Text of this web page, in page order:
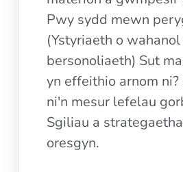
Pwy sydd mewn
(Ystyriaeth o
bersonoliaeth) Sut
yn effeithio arnom ni?
ni'n mesur lefelau
Sgiliau a
oresgyn.